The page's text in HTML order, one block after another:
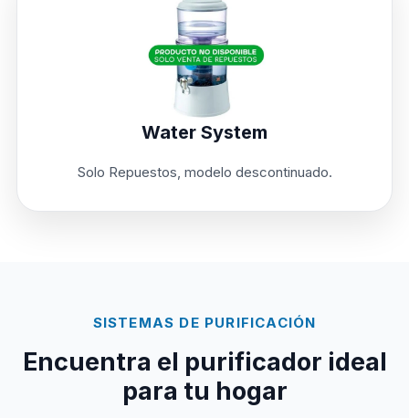
Water System
Solo Repuestos, modelo descontinuado.
SISTEMAS DE PURIFICACIÓN
Encuentra el purificador ideal
para tu hogar